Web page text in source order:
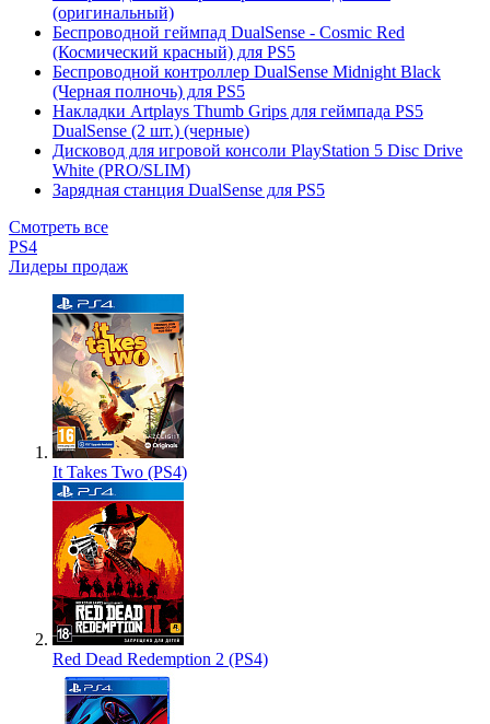
(оригинальный)
Беспроводной геймпад DualSense - Cosmic Red
(Космический красный) для PS5
Беспроводной контроллер DualSense Midnight Black
(Черная полночь) для PS5
Накладки Artplays Thumb Grips для геймпада PS5
DualSense (2 шт.) (черные)
Дисковод для игровой консоли PlayStation 5 Disc Drive
White (PRO/SLIM)
Зарядная станция DualSense для PS5
Смотреть все
PS4
Лидеры продаж
It Takes Two (PS4)
Red Dead Redemption 2 (PS4)